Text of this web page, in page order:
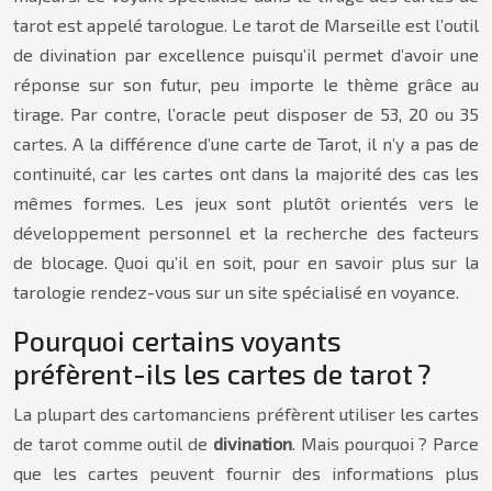
tarot est appelé tarologue. Le tarot de Marseille est l’outil
de divination par excellence puisqu’il permet d’avoir une
réponse sur son futur, peu importe le thème grâce au
tirage. Par contre, l’oracle peut disposer de 53, 20 ou 35
cartes. A la différence d’une carte de Tarot, il n’y a pas de
continuité, car les cartes ont dans la majorité des cas les
mêmes formes. Les jeux sont plutôt orientés vers le
développement personnel et la recherche des facteurs
de blocage. Quoi qu’il en soit, pour en savoir plus sur la
tarologie rendez-vous sur un site spécialisé en voyance.
Pourquoi certains voyants
préfèrent-ils les cartes de tarot ?
La plupart des cartomanciens préfèrent utiliser les cartes
de tarot comme outil de divination. Mais pourquoi ? Parce
que les cartes peuvent fournir des informations plus